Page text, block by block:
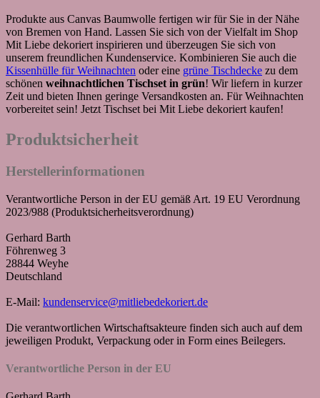
Produkte aus Canvas Baumwolle fertigen wir für Sie in der Nähe
von Bremen von Hand. Lassen Sie sich von der Vielfalt im Shop
Mit Liebe dekoriert inspirieren und überzeugen Sie sich von
unserem freundlichen Kundenservice. Kombinieren Sie auch die
Kissenhülle für Weihnachten oder eine grüne Tischdecke zu dem
schönen weihnachtlichen Tischset in grün! Wir liefern in kurzer
Zeit und bieten Ihnen geringe Versandkosten an. Für Weihnachten
vorbereitet sein! Jetzt Tischset bei Mit Liebe dekoriert kaufen!
Produktsicherheit
Herstellerinformationen
Verantwortliche Person in der EU gemäß Art. 19 EU Verordnung
2023/988 (Produktsicherheitsverordnung)
Gerhard Barth
Föhrenweg 3
28844 Weyhe
Deutschland
E-Mail: kundenservice@mitliebedekoriert.de
Die verantwortlichen Wirtschaftsakteure finden sich auch auf dem
jeweiligen Produkt, Verpackung oder in Form eines Beilegers.
Verantwortliche Person in der EU